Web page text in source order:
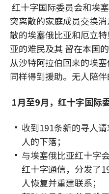
红十字国际委员会和埃
突离散的家庭成员交换
散的埃塞俄比亚和厄立
亚的难民及其 留在本国
从沙特阿拉伯回来的埃
同样得到援助。无人陪伴
1月至9月，红十字国际
收到191条新的寻人
人的下落；
与埃塞俄比亚红十字
红十字通信，分发了
人恢复并重建联系；